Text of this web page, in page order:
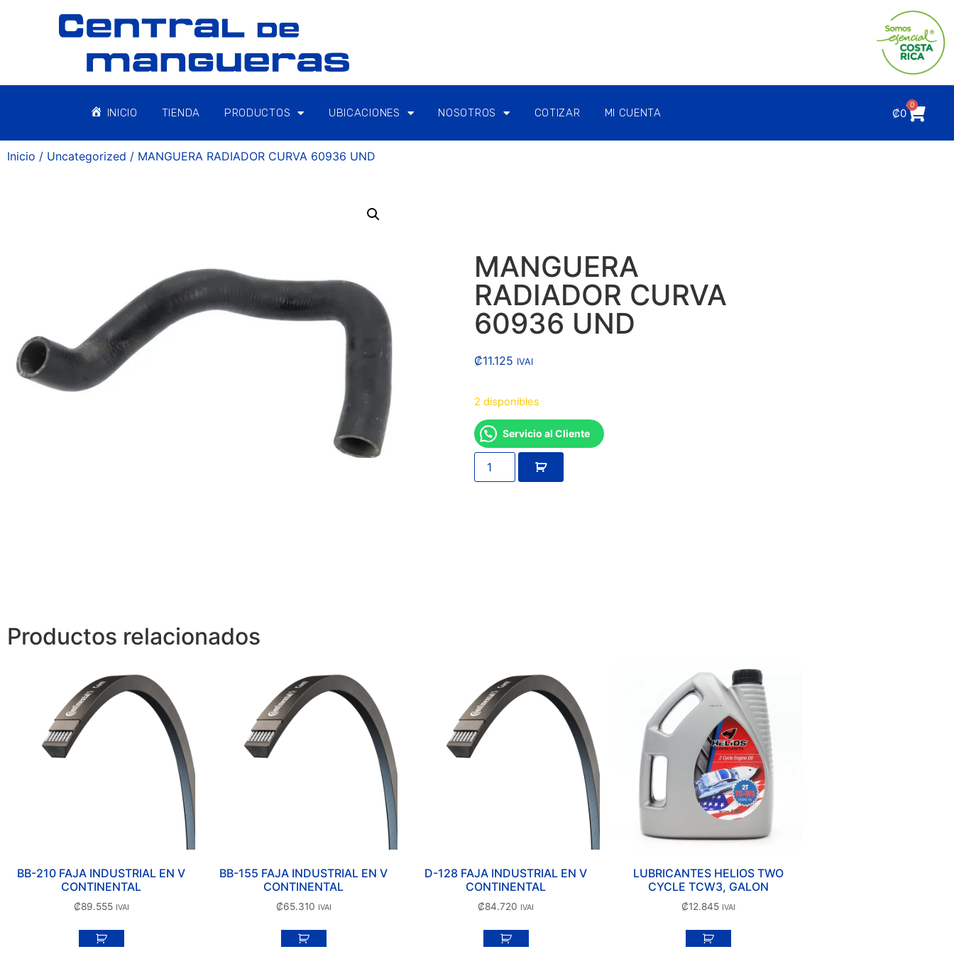
INICIO TIENDA PRODUCTOS UBICACIONES NOSOTROS COTIZAR MI CUENTA ₡0
0
Inicio / Uncategorized / MANGUERA RADIADOR CURVA 60936 UND
MANGUERA
RADIADOR CURVA
60936 UND
₡11.125 IVAI
2 disponibles
Servicio al Cliente
Productos relacionados
BB-210 FAJA INDUSTRIAL EN V
CONTINENTAL
₡89.555 IVAI
BB-155 FAJA INDUSTRIAL EN V
CONTINENTAL
₡65.310 IVAI
D-128 FAJA INDUSTRIAL EN V
CONTINENTAL
₡84.720 IVAI
LUBRICANTES HELIOS TWO
CYCLE TCW3, GALON
₡12.845 IVAI